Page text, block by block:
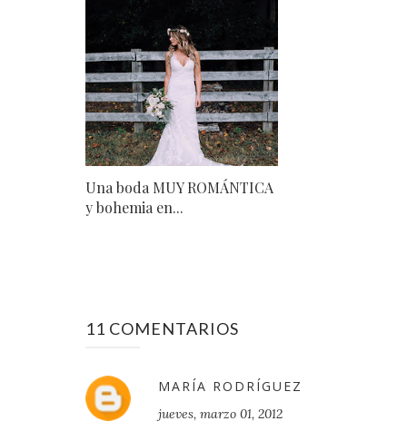
Una boda MUY ROMÁNTICA
y bohemia en...
11 COMENTARIOS
MARÍA RODRÍGUEZ
jueves, marzo 01, 2012